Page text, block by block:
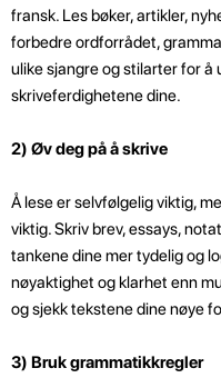
fransk. Les bøker, artikler,
forbedre ordforrådet,
ulike sjangre og stilarter for å
skriveferdighetene dine.
2) Øv deg på å skrive
Å lese er selvfølgelig viktig,
viktig. Skriv brev, essays,
tankene dine mer tydelig og
nøyaktighet og klarhet enn
og sjekk tekstene dine nøye
3) Bruk grammatikkregler